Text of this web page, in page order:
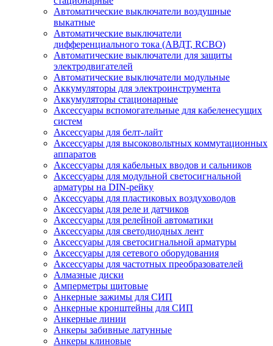
Автоматические выключатели воздушные
выкатные
Автоматические выключатели
дифференциального тока (АВДТ, RCBO)
Автоматические выключатели для защиты
электродвигателей
Автоматические выключатели модульные
Аккумуляторы для электроинструмента
Аккумуляторы стационарные
Аксессуары вспомогательные для кабеленесущих
систем
Аксессуары для белт-лайт
Аксессуары для высоковольтных коммутационных
аппаратов
Аксессуары для кабельных вводов и сальников
Аксессуары для модульной светосигнальной
арматуры на DIN-рейку
Аксессуары для пластиковых воздуховодов
Аксессуары для реле и датчиков
Аксессуары для релейной автоматики
Аксессуары для светодиодных лент
Аксессуары для светосигнальной арматуры
Аксессуары для сетевого оборудования
Аксессуары для частотных преобразователей
Алмазные диски
Амперметры щитовые
Анкерные зажимы для СИП
Анкерные кронштейны для СИП
Анкерные линии
Анкеры забивные латунные
Анкеры клиновые